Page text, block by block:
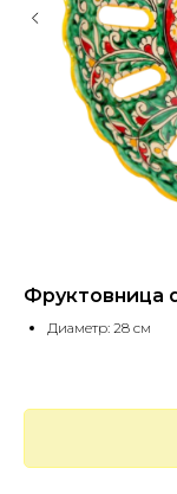
Фруктовница
Диаметр: 28 см